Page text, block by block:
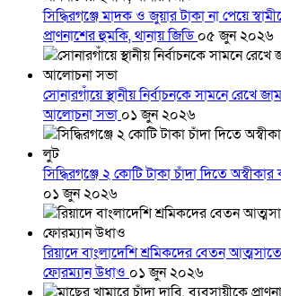
সিদ্ধিরগঞ্জে মাদক ও জুয়ার টাকা না পেয়ে
প্রাণনাশের হুমকি, থানায় জিডি০৫ জুন ২০২৬
সোনারগাঁয়ে স্থানীয় নির্বাচনকে সামনে রেখে
আলোচনা সভা ০১ জুন ২০২৬
সিদ্ধিরগঞ্জে ২ কোটি টাকা চাঁদা দিতে অস্বীকার
০১ জুন ২০২৬
রিয়াদে বাংলাদেশি শ্রমিকদের বেতন
ফোরম্যান উধাও ০১ জুন ২০২৬